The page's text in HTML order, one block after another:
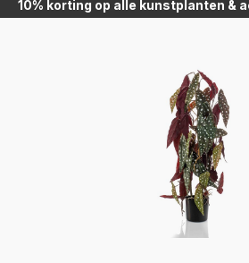
10% korting op alle kunstplanten &